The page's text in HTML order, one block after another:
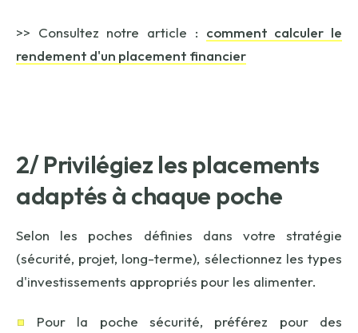
>> Consultez notre article : comment calculer le
rendement d'un placement financier
2/ Privilégiez les placements
adaptés à chaque poche
Selon les poches définies dans votre stratégie
(sécurité, projet, long-terme), sélectionnez les types
d'investissements appropriés pour les alimenter.
Pour la poche sécurité, préférez pour des